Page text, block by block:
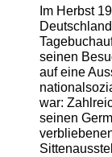
Im Herbst
seinen
auf eine
war:
seinen